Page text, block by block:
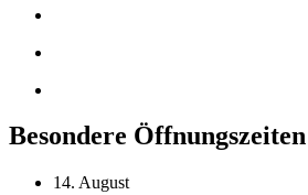
Besondere Öffnungszeiten
14. August